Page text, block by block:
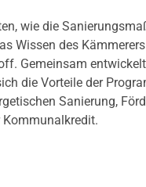
wie die
Wissen des
Gemeinsam
die Vorteile der
Sanierung,